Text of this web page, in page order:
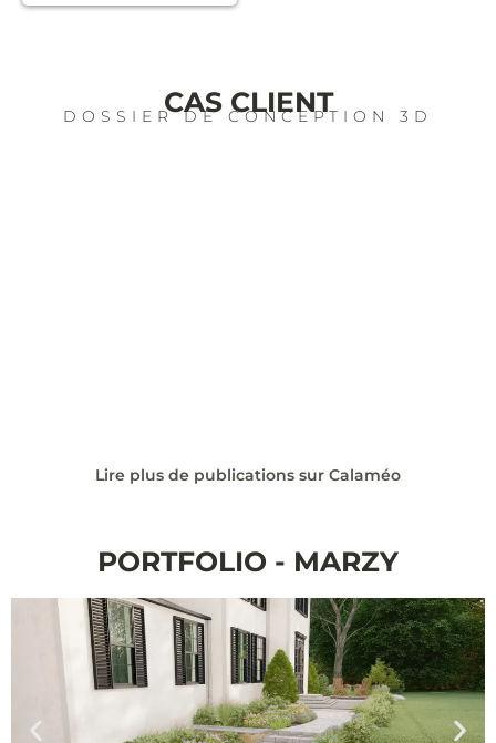
CAS CLIENT
DOSSIER DE CONCEPTION 3D
Lire plus de publications sur Calaméo
PORTFOLIO - MARZY